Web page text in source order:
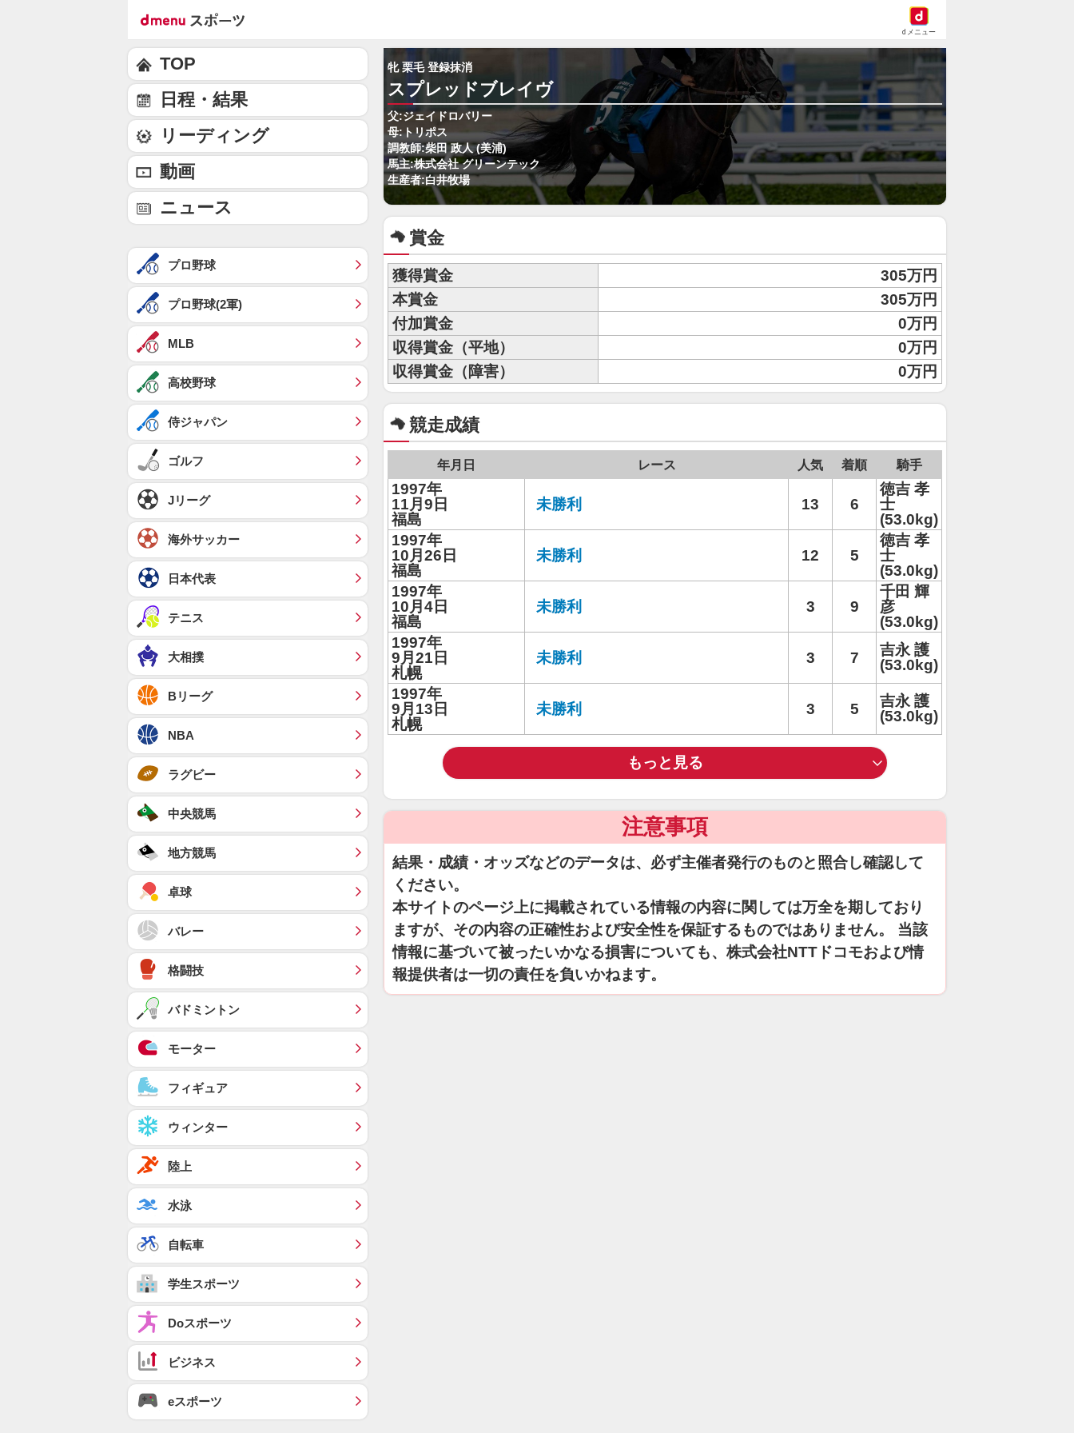
dメニュー
牝 栗毛 登録抹消
スプレッドブレイヴ
父:ジェイドロバリー
母:トリポス
調教師:柴田 政人 (美浦)
馬主:株式会社 グリーンテック
生産者:白井牧場
賞金
獲得賞金
305万円
本賞金
305万円
付加賞金
0万円
収得賞金（平地）
0万円
収得賞金（障害）
0万円
競走成績
年月日 レース 人気 着順 騎手
1997年
11月9日
福島
未勝利 13 6
徳吉 孝
士
(53.0kg)
1997年
10月26日
福島
未勝利 12 5
徳吉 孝
士
(53.0kg)
1997年
10月4日
福島
未勝利 3 9
千田 輝
彦
(53.0kg)
1997年
9月21日
札幌
未勝利 3 7
吉永 護
(53.0kg)
1997年
9月13日
札幌
未勝利 3 5
吉永 護
(53.0kg)
もっと見る
注意事項
結果・成績・オッズなどのデータは、必ず主催者発行のものと照合し確認して
ください。
本サイトのページ上に掲載されている情報の内容に関しては万全を期しており
ますが、その内容の正確性および安全性を保証するものではありません。 当該
情報に基づいて被ったいかなる損害についても、株式会社NTTドコモおよび情
報提供者は一切の責任を負いかねます。
TOP
日程・結果
リーディング
動画
ニュース
プロ野球
プロ野球(2軍)
MLB
高校野球
侍ジャパン
ゴルフ
Jリーグ
海外サッカー
日本代表
テニス
大相撲
Bリーグ
NBA
ラグビー
中央競馬
地方競馬
卓球
バレー
格闘技
バドミントン
モーター
フィギュア
ウィンター
陸上
水泳
自転車
学生スポーツ
Doスポーツ
ビジネス
eスポーツ